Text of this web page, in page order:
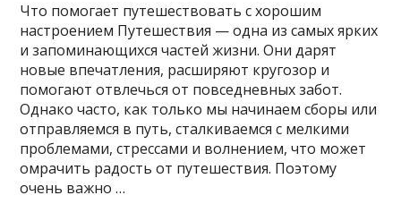
Что помогает путешествовать с хорошим
настроением Путешествия — одна из самых ярких
и запоминающихся частей жизни. Они дарят
новые впечатления, расширяют кругозор и
помогают отвлечься от повседневных забот.
Однако часто, как только мы начинаем сборы или
отправляемся в путь, сталкиваемся с мелкими
проблемами, стрессами и волнением, что может
омрачить радость от путешествия. Поэтому
очень важно …